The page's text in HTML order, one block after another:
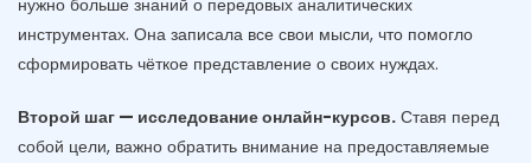
нужно больше знаний о передовых аналитических
инструментах. Она записала все свои мысли, что помогло
сформировать чёткое представление о своих нуждах.
Второй шаг — исследование онлайн-курсов. Ставя перед
собой цели, важно обратить внимание на предоставляемые